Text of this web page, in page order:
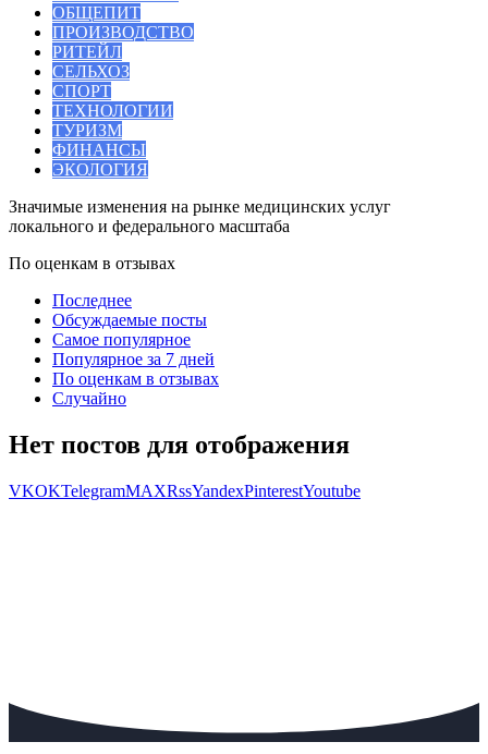
ОБЩЕПИТ
ПРОИЗВОДСТВО
РИТЕЙЛ
СЕЛЬХОЗ
СПОРТ
ТЕХНОЛОГИИ
ТУРИЗМ
ФИНАНСЫ
ЭКОЛОГИЯ
Значимые изменения на рынке медицинских услуг
локального и федерального масштаба
По оценкам в отзывах
Последнее
Обсуждаемые посты
Самое популярное
Популярное за 7 дней
По оценкам в отзывах
Случайно
Нет постов для отображения
VKOKTelegramMAXRssYandexPinterestYoutube